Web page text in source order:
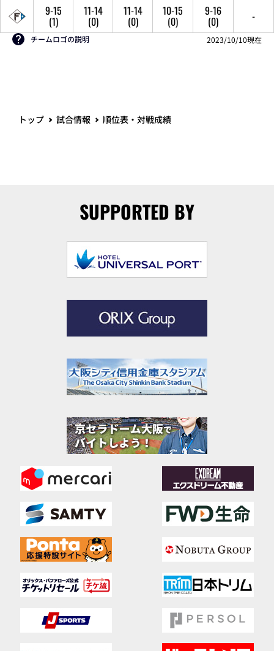
9-15
(1)
11-14
(0)
11-14
(0)
10-15
(0)
9-16
(0) -
チームロゴの説明 2023/10/10現在
トップ 試合情報 順位表・対戦成績
SUPPORTED BY